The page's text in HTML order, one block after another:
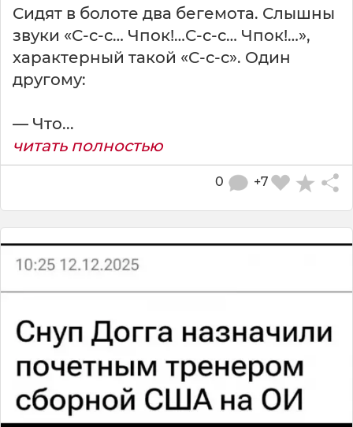
Сидят в болоте два бегемота. Слышны
звуки «С-с-с… Чпок!…С-с-с… Чпок!…»,
характерный такой «С-с-с». Один
другому:
— Что...
читать полностью
+7
0